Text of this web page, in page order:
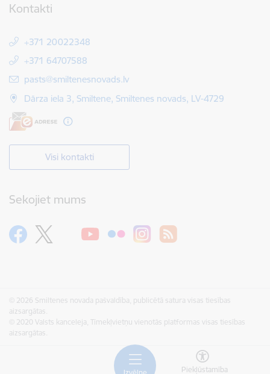
Piekļūstamība
Kontakti
+371 20022348
+371 64707588
E-pasts:
pasts@smiltenesnovads.lv
Dārza iela 3, Smiltene, Smiltenes novads, LV-4729
Visi kontakti
Sekojiet mums
© 2026 Smiltenes novada pašvaldība, publicētā satura visas tiesības
aizsargātas.
© 2020 Valsts kanceleja, Tīmekļvietņu vienotās platformas visas tiesības
aizsargātas.